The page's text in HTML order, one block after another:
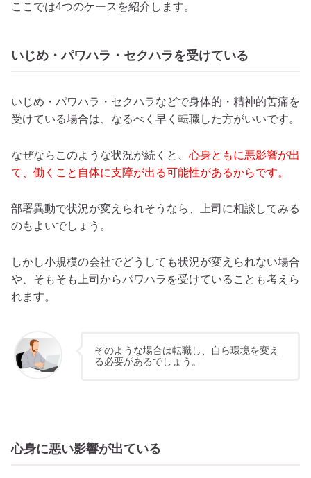
ここでは4つのケースを紹介します。
いじめ・パワハラ・セクハラを受けている
いじめ・パワハラ・セクハラなどで身体的・精神的苦痛を
受けている場合は、なるべく早く転職した方がいいです。
なぜならこのような状況が続くと、 心身ともに悪影響が出
て、働くこと自体に支障が出る可能性があるからです。
部署異動で状況が変えられそうなら、上司に相談してみる
のもよいでしょう。
しかし小規模の会社でどうしても状況が変えられない場合
や、そもそも上司からパワハラを受けていることも考えら
れます。
そのような場合は転職し、自ら環境を変え
る必要があるでしょう。
心身に悪い影響が出ている